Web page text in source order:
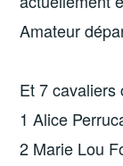
Amateur
Et 7 cavaliers
1 Alice
2 Marie Lou